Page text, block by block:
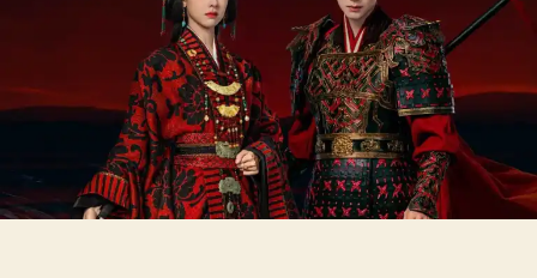
b
l
i
c
a
ç
ã
o
U
a
n
u
n
c
i
a
e